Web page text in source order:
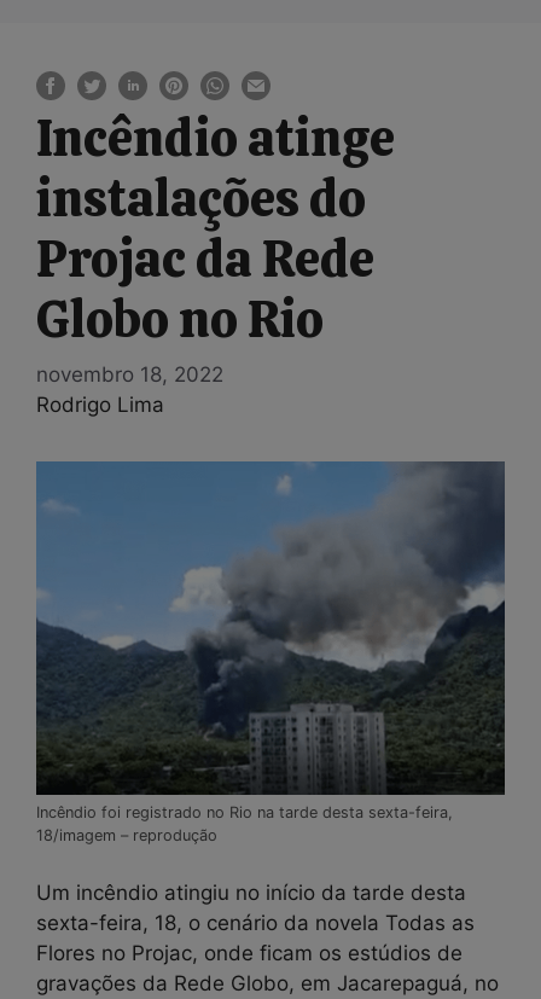
Incêndio atinge
instalações do
Projac da Rede
Globo no Rio
novembro 18, 2022
Rodrigo Lima
Incêndio foi registrado no Rio na tarde desta sexta-feira,
18/imagem – reprodução
Um incêndio atingiu no início da tarde desta
sexta-feira, 18, o cenário da novela Todas as
Flores no Projac, onde ficam os estúdios de
gravações da Rede Globo, em Jacarepaguá, no